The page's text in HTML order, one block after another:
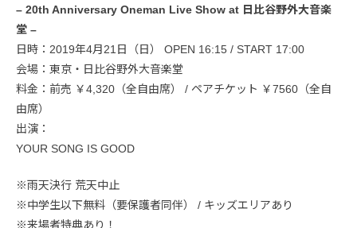
– 20th Anniversary Oneman Live Show at 日比谷野外大音楽
堂 –
日時：2019年4月21日（日） OPEN 16:15 / START 17:00
会場：東京・日比谷野外大音楽堂
料金：前売 ￥4,320（全自由席） / ペアチケット ￥7560（全自
由席）
出演：
YOUR SONG IS GOOD
※雨天決行 荒天中止
※中学生以下無料（要保護者同伴） / キッズエリアあり
※来場者特典あり！